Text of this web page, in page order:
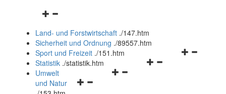
Navigationsmenü
und
schließen
Land- und Forstwirtschaft ./147.htm
Sicherheit und Ordnung ./89557.htm
Navigationsmenü
Sport und Freizeit ./151.htm
Navigationsmenü
Statistik ./statistik.htm
Navigationsmenü
Umwelt
und Natur